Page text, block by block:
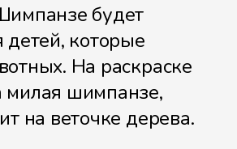
будет
детей, которые
На раскраске
милая шимпанзе,
на веточке дерева.